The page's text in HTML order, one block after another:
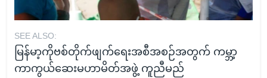
SEE ALSO:
မြန်မာ့ကိုဗစ်တိုက်ဖျက်ရေးအစီအစဉ်အတွက် ကမ္ဘာ့
ကာကွယ်ဆေးမဟာမိတ်အဖွဲ့ ကူညီမည်